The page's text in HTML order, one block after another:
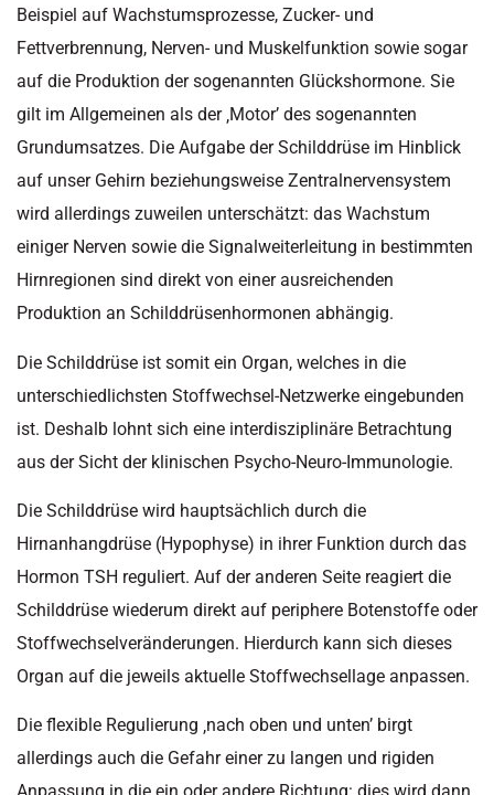
Beispiel auf Wachstumsprozesse, Zucker- und
Fettverbrennung, Nerven- und Muskelfunktion sowie sogar
auf die Produktion der sogenannten Glückshormone. Sie
gilt im Allgemeinen als der ‚Motor’ des sogenannten
Grundumsatzes. Die Aufgabe der Schilddrüse im Hinblick
auf unser Gehirn beziehungsweise Zentralnervensystem
wird allerdings zuweilen unterschätzt: das Wachstum
einiger Nerven sowie die Signalweiterleitung in bestimmten
Hirnregionen sind direkt von einer ausreichenden
Produktion an Schilddrüsenhormonen abhängig.
Die Schilddrüse ist somit ein Organ, welches in die
unterschiedlichsten Stoffwechsel-Netzwerke eingebunden
ist. Deshalb lohnt sich eine interdisziplinäre Betrachtung
aus der Sicht der klinischen Psycho-Neuro-Immunologie.
Die Schilddrüse wird hauptsächlich durch die
Hirnanhangdrüse (Hypophyse) in ihrer Funktion durch das
Hormon TSH reguliert. Auf der anderen Seite reagiert die
Schilddrüse wiederum direkt auf periphere Botenstoffe oder
Stoffwechselveränderungen. Hierdurch kann sich dieses
Organ auf die jeweils aktuelle Stoffwechsellage anpassen.
Die flexible Regulierung ‚nach oben und unten’ birgt
allerdings auch die Gefahr einer zu langen und rigiden